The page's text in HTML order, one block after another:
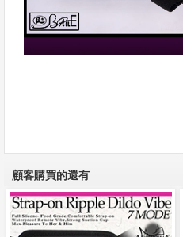
顧客購買的還有